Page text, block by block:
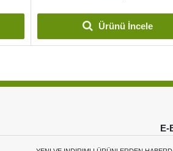
Ürünü İncele
E-